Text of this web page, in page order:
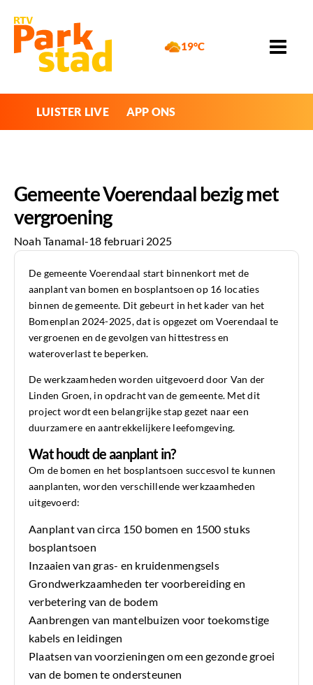
19°C
LUISTER LIVE APP ONS
Gemeente Voerendaal bezig met
vergroening
Noah Tanamal-18 februari 2025
De gemeente Voerendaal start binnenkort met de
aanplant van bomen en bosplantsoen op 16 locaties
binnen de gemeente. Dit gebeurt in het kader van het
Bomenplan 2024-2025, dat is opgezet om Voerendaal te
vergroenen en de gevolgen van hittestress en
wateroverlast te beperken.
De werkzaamheden worden uitgevoerd door Van der
Linden Groen, in opdracht van de gemeente. Met dit
project wordt een belangrijke stap gezet naar een
duurzamere en aantrekkelijkere leefomgeving.
Wat houdt de aanplant in?
Om de bomen en het bosplantsoen succesvol te kunnen
aanplanten, worden verschillende werkzaamheden
uitgevoerd:
Aanplant van circa 150 bomen en 1500 stuks
bosplantsoen
Inzaaien van gras- en kruidenmengsels
Grondwerkzaamheden ter voorbereiding en
verbetering van de bodem
Aanbrengen van mantelbuizen voor toekomstige
kabels en leidingen
Plaatsen van voorzieningen om een gezonde groei
van de bomen te ondersteunen